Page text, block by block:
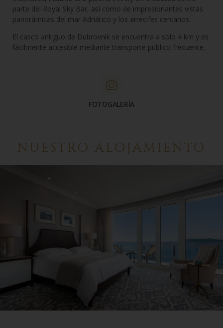
parte del Royal Sky Bar, así como de impresionantes vistas
panorámicas del mar Adriático y los arrecifes cercanos.
El casco antiguo de Dubrovnik se encuentra a solo 4 km y es
fácilmente accesible mediante transporte público frecuente.
FOTOGALERÍA
NUESTRO ALOJAMIENTO